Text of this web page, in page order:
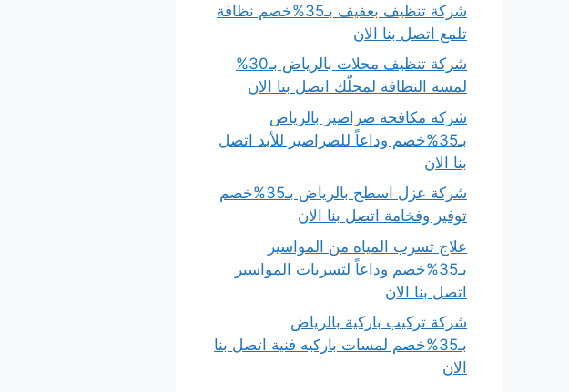
شركة تنظيف بعفيف بـ35%خصم نظافة
تلمع اتصل بنا الان
شركة تنظيف محلات بالرياض بـ30%
لمسة النظافة لمحلّك اتصل بنا الان
شركة مكافحة صراصير بالرياض
بـ35%خصم وداعاً للصراصير للأبد اتصل
بنا الان
شركة عزل اسطح بالرياض بـ35%خصم
توفير وفخامة اتصل بنا الان
علاج تسرب المياه من المواسير
بـ35%خصم وداعاً لتسربات المواسير
اتصل بنا الان
شركة تركيب باركية بالرياض
بـ35%خصم لمسات باركيه فنية اتصل بنا
الان